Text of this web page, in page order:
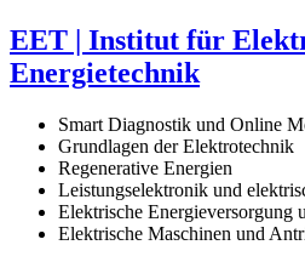
EET | Institut für
Energietechnik
Smart Diagnostik und Online
Grundlagen der Elektrotechnik
Regenerative Energien
Leistungselektronik und
Elektrische Energieversorgung
Elektrische Maschinen und